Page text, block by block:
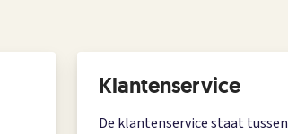
Klantenservice
De klantenservice staat tussen